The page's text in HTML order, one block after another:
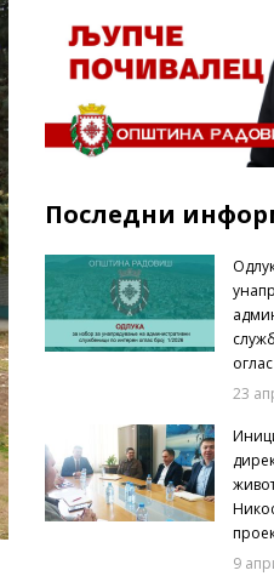
Последни
23
9